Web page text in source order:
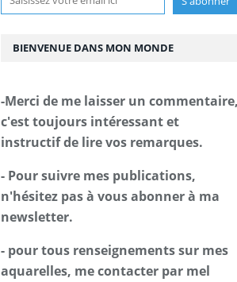
BIENVENUE DANS MON MONDE
-Merci de me laisser un commentaire,
c'est toujours intéressant et
instructif de lire vos remarques.
- Pour suivre mes publications,
n'hésitez pas à vous abonner à ma
newsletter.
- pour tous renseignements sur mes
aquarelles, me contacter par mel